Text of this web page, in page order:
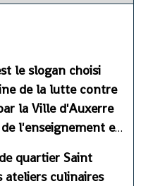
le slogan choisi
de la lutte contre
la Ville d'Auxerre
l'enseignement et
quartier Saint
ateliers culinaires